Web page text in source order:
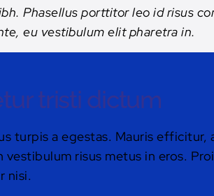
Phasellus porttitor leo id risus
eu vestibulum elit pharetra in.
tristi dictum
turpis a egestas. Mauris
vestibulum risus metus in eros.
nisi.